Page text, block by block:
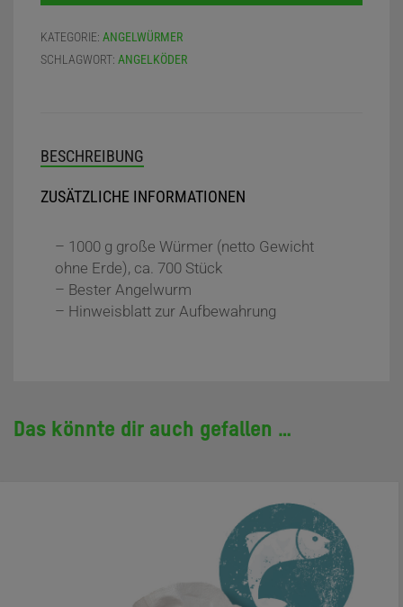
ENETA) M
KATEGORIE: ANGELWÜRMER
SCHLAGWORT: ANGELKÖDER
BESCHREIBUNG
ZUSÄTZLICHE INFORMATIONEN
– 1000 g große Würmer (netto Gewicht
ohne Erde), ca. 700 Stück
– Bester Angelwurm
– Hinweisblatt zur Aufbewahrung
Das könnte dir auch gefallen …